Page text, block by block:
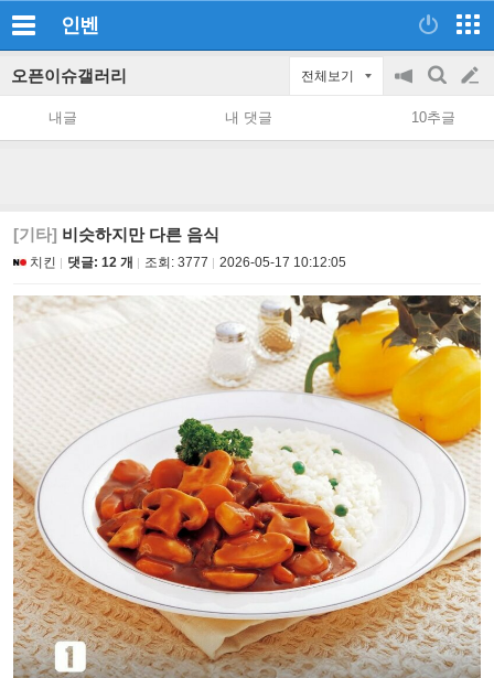
인벤
오픈이슈갤러리 전체보기
공
지
on/off
검
색
글
쓰
내글 내 댓글 10추글
[기타] 비슷하지만 다른 음식
치킨 댓글: 12 개 조회: 3777 2026-05-17 10:12:05